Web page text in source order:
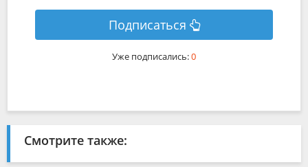
Подписаться
Уже подписались:0
Смотрите также: